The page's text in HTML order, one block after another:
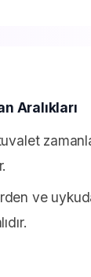
Aralıkları
ve